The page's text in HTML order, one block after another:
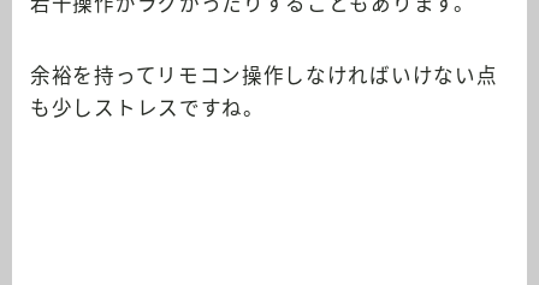
余裕を持ってリモコン操作しなければいけない点
も少しストレスですね。